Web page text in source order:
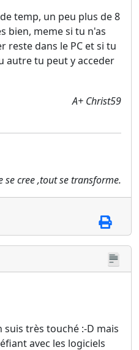
temp, un peu plus de 8
bien, meme si tu n'as
reste dans le PC et si tu
autre tu peut y acceder
A+ Christ59
se cree ,tout se transforme.
suis très touché :-D mais
avec les logiciels